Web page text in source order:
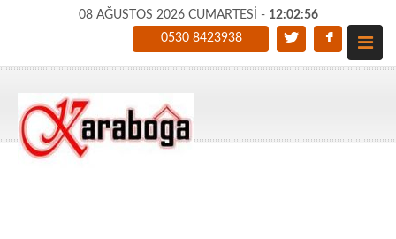
08 AĞUSTOS 2026 CUMARTESİ - 12:02:57
0530 8423938